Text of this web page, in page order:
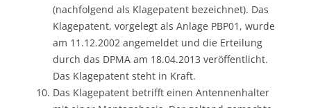
(nachfolgend als Klagepatent bezeichnet). Das
Klagepatent, vorgelegt als Anlage PBP01, wurde
am 11.12.2002 angemeldet und die Erteilung
durch das DPMA am 18.04.2013 veröffentlicht.
Das Klagepatent steht in Kraft.
Das Klagepatent betrifft einen Antennenhalter